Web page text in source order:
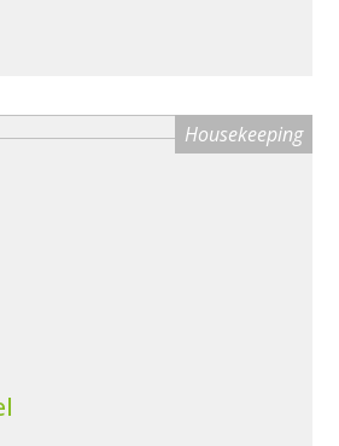
in voluptate velit esse cillum
pariatur. Excepteur sint
Housekeeping